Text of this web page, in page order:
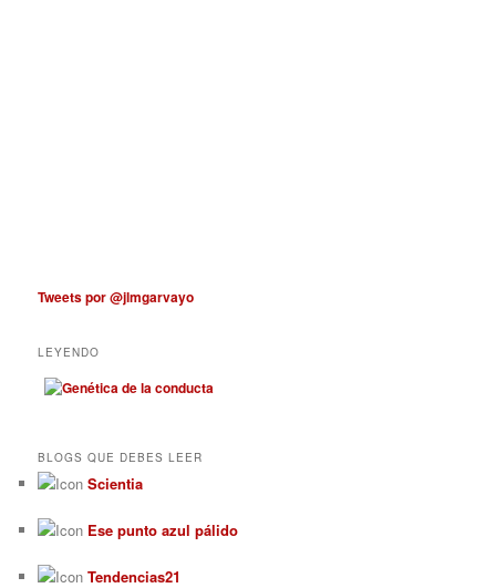
Tweets por @jlmgarvayo
LEYENDO
BLOGS QUE DEBES LEER
Scientia
Ese punto azul pálido
Tendencias21